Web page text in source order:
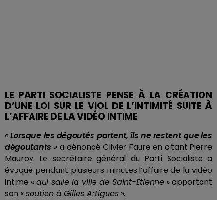
LE PARTI SOCIALISTE PENSE À LA CRÉATION
D’UNE LOI SUR LE VIOL DE L’INTIMITÉ SUITE À
L’AFFAIRE DE LA VIDÉO INTIME
«Lorsque les dégoutés partent, ils ne restent que les
dégoutants » a dénoncé Olivier Faure en citant Pierre
Mauroy. Le secrétaire général du Parti Socialiste a
évoqué pendant plusieurs minutes l’affaire de la vidéo
intime «qui salie la ville de Saint-Etienne» apportant
son «soutien à Gilles Artigues ».